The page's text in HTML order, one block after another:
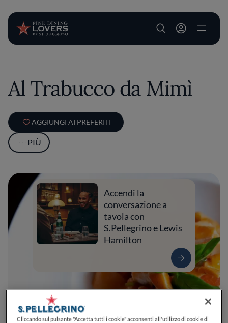
User account
Al Trabucco da Mimì
AGGIUNGI AI PREFERITI
PIÙ
Accendi la
conversazione a
tavola con
S.Pellegrino e Lewis
Hamilton
Cliccando sul pulsante "Accetta tutti i cookie" acconsenti all'utilizzo di cookie di